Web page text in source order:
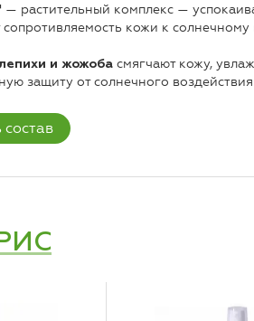
— растительный комплекс —
сопротивляемость кожи к солнечному
и жожобасмягчают кожу,
защиту от солнечного
состав